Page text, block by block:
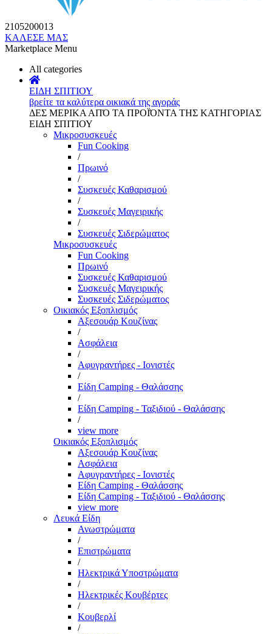
2105200013
ΚΑΛΕΣΕ ΜΑΣ
Marketplace Menu
All categories
ΕΙΔΗ ΣΠΙΤΙΟΥ
βρείτε τα καλύτερα οικιακά της αγοράς
ΔΕΣ ΜΕΡΙΚΑ ΑΠΌ ΤΑ ΠΡΟΪΌΝΤΑ ΤΗΣ ΚΑΤΗΓΟΡΙΑΣ
ΕΙΔΗ ΣΠΙΤΙΟΥ
Μικροσυσκευές
Fun Cooking
/
Πρωινό
/
Συσκευές Καθαρισμού
/
Συσκευές Μαγειρικής
/
Συσκευές Σιδερώματος
Μικροσυσκευές
Fun Cooking
Πρωινό
Συσκευές Καθαρισμού
Συσκευές Μαγειρικής
Συσκευές Σιδερώματος
Οικιακός Εξοπλισμός
Αξεσουάρ Κουζίνας
/
Ασφάλεια
/
Αφυγραντήρες - Ιονιστές
/
Είδη Camping - Θαλάσσης
/
Είδη Camping - Ταξιδιού - Θαλάσσης
/
view more
Οικιακός Εξοπλισμός
Αξεσουάρ Κουζίνας
Ασφάλεια
Αφυγραντήρες - Ιονιστές
Είδη Camping - Θαλάσσης
Είδη Camping - Ταξιδιού - Θαλάσσης
view more
Λευκά Είδη
Ανωστρώματα
/
Επιστρώματα
/
Ηλεκτρικά Υποστρώματα
/
Ηλεκτρικές Κουβέρτες
/
Κουβερλί
/